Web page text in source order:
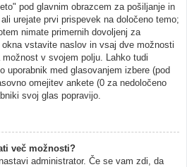
pod glavnim obrazcem za pošiljanje in
urejate prvi prispevek na določeno temo;
nimate primernih dovoljenj za
vstavite naslov in vsaj dve možnosti
v svojem polju. Lahko tudi
uporabnik med glasovanjem izbere (pod
omejitev ankete (0 za nedoločeno
svoj glas popravijo.
več možnosti?
administrator. Če se vam zdi, da